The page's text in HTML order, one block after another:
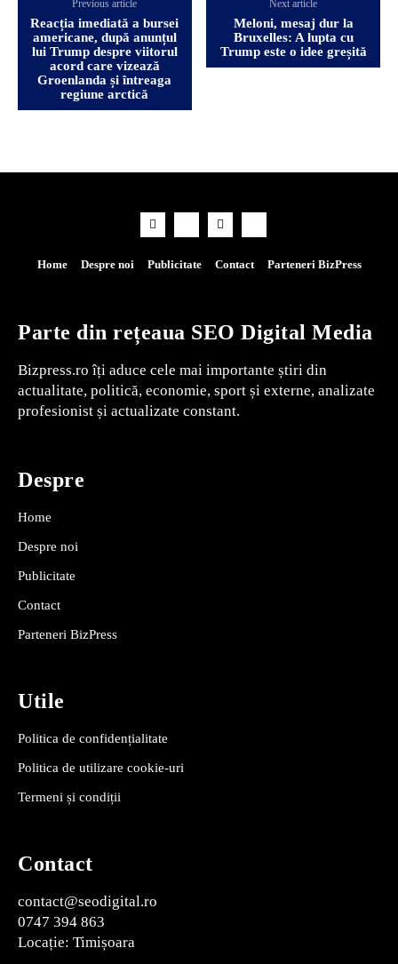
Previous article
Reacția imediată a bursei
americane, după anunțul
lui Trump despre viitorul
acord care vizează
Groenlanda și întreaga
regiune arctică
Next article
Meloni, mesaj dur la
Bruxelles: A lupta cu
Trump este o idee greșită
Home Despre noi Publicitate Contact Parteneri BizPress
Parte din rețeaua SEO Digital Media
Bizpress.ro îți aduce cele mai importante știri din
actualitate, politică, economie, sport și externe, analizate
profesionist și actualizate constant.
Despre
Home
Despre noi
Publicitate
Contact
Parteneri BizPress
Utile
Politica de confidențialitate
Politica de utilizare cookie-uri
Termeni și condiții
Contact
contact@seodigital.ro
0747 394 863
Locație: Timișoara